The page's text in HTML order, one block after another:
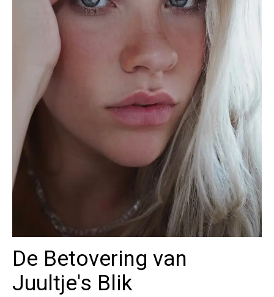
De Betovering van
Juultje's Blik